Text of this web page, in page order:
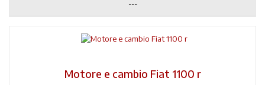
---
Motore e cambio Fiat 1100 r